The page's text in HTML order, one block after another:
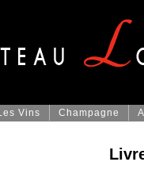
Vins Champagne